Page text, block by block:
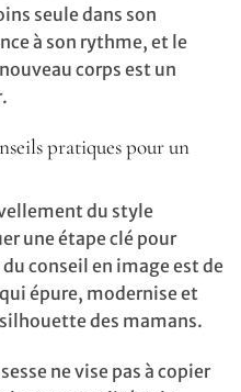
seule dans son
à son rythme, et le
corps est un
pratiques pour un
du style
une étape clé pour
conseil en image est de
épure, modernise et
des mamans.
ne vise pas à copier